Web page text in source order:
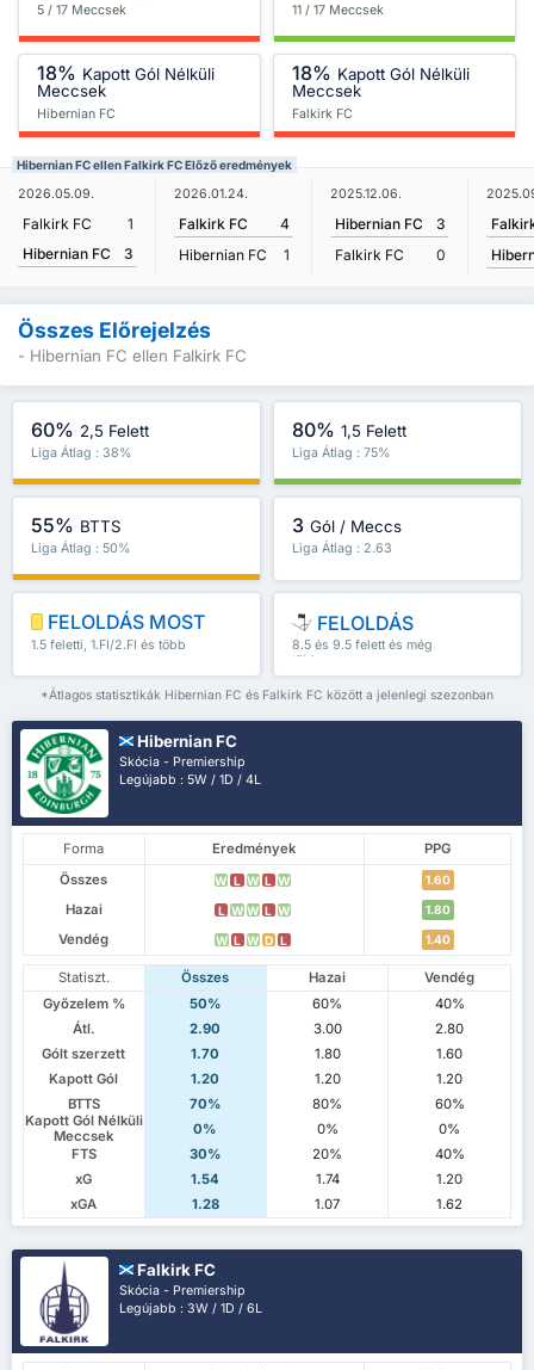
5 / 17 Meccsek 11 / 17 Meccsek
18% Kapott Gól Nélküli
Meccsek
Hibernian FC
18% Kapott Gól Nélküli
Meccsek
Falkirk FC
Hibernian FC ellen Falkirk FC Előző eredmények
2026.05.09.
Falkirk FC
1
Hibernian FC
3
2026.01.24.
Falkirk FC
4
Hibernian FC
1
2025.12.06.
Hibernian FC
3
Falkirk FC
0
Összes Előrejelzés
- Hibernian FC ellen Falkirk FC
60% 2,5 Felett
Liga Átlag : 38%
80% 1,5 Felett
Liga Átlag : 75%
55% BTTS
Liga Átlag : 50%
3 Gól / Meccs
Liga Átlag : 2.63
FELOLDÁS MOST
1.5 feletti, 1.FI/2.FI és több
FELOLDÁS
8.5 és 9.5 felett és még
több
*Átlagos statisztikák Hibernian FC és Falkirk FC között a jelenlegi szezonban
Hibernian FC
Skócia - Premiership
Legújabb : 5W / 1D / 4L
Forma Eredmények
PPG
Összes
W L W L W 1.60
Hazai L W W L W 1.80
Vendég W L W D L 1.40
Statiszt. Összes Hazai
Vendég
Győzelem %
50% 60%
40%
Átl.
2.90 3.00
2.80
Gólt szerzett
1.70 1.80
1.60
Kapott Gól
1.20 1.20
1.20
BTTS
70% 80%
60%
Kapott Gól Nélküli
Meccsek
0% 0%
0%
FTS
30% 20%
40%
xG
1.54 1.74
1.20
xGA
1.28 1.07 1.62
Falkirk FC
Skócia - Premiership
Legújabb : 3W / 1D / 6L